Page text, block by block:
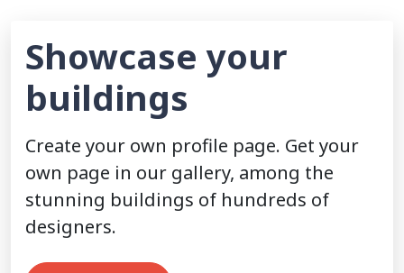
Showcase your
buildings
Create your own profile page. Get your
own page in our gallery, among the
stunning buildings of hundreds of
designers.